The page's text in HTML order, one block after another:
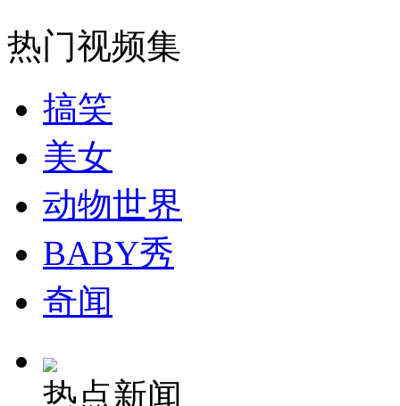
纽约上演“枕头大战”
司机酒驾遇交警 急速倒车逃窜
热门视频集
搞笑
美女
动物世界
BABY秀
奇闻
热点新闻